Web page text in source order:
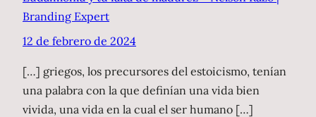
Branding Expert
12 de febrero de 2024
[…] griegos, los precursores del estoicismo, tenían
una palabra con la que definían una vida bien
vivida, una vida en la cual el ser humano […]